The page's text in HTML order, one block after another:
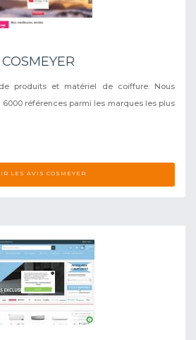
COSMEYER
produits et matériel de coiffure. Nous
références parmi les marques les plus
LES AVIS COSMEYER